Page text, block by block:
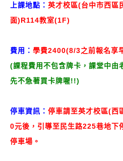
上課地點： 英才校區(台中市西區
面)R114教室(1F)
費用： 學費2400(8/3之前報名享
(課程費用不包含牌卡，課堂中由
先不急著買卡牌喔!!)
停車資訊： 停車請至英才校區(西
0元後，引導至民生路225巷地下
停車場。